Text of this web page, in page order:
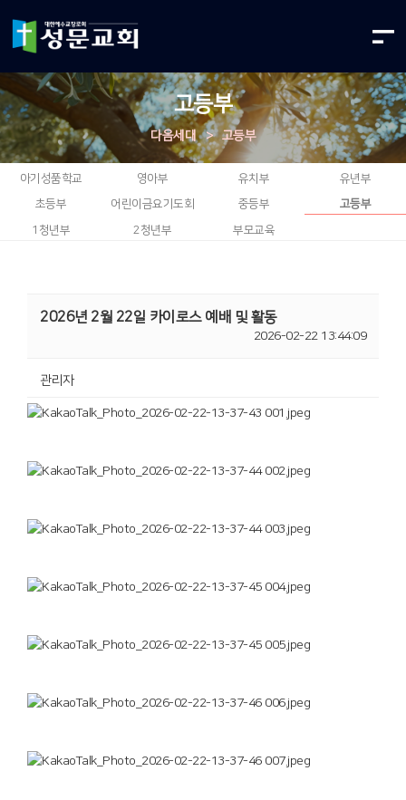
고등부
다음세대 > 고등부
아기성품학교 영아부 유치부
유년부
초등부
어린이금요기도회 중등부 고등부
1청년부 2청년부 부모교육
2026년 2월 22일 카이로스 예배 및 활동
2026-02-22 13:44:09
관리자